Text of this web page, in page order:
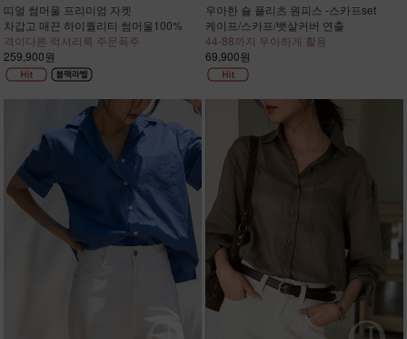
띠얼 썸머울 프리미엄 자켓
차갑고 매끈 하이퀄리티 썸머울100%
격이다른 럭셔리룩 주문폭주
259,900원
우아한 숄 플리츠 원피스 -스카프set
케이프/스카프/뱃살커버 연출
44-88까지 우아하게 활용
69,900원